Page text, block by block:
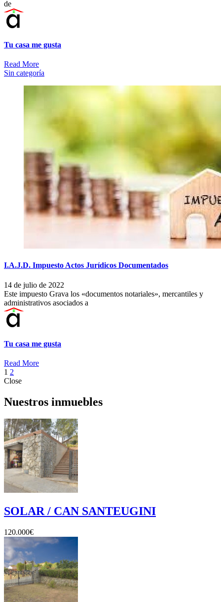
de
Tu casa me gusta
Read More
Sin categoría
I.A.J.D. Impuesto Actos Jurídicos Documentados
14 de julio de 2022
Este impuesto Grava los «documentos notariales», mercantiles y
administrativos asociados a
Tu casa me gusta
Read More
Posts
navigation
1 2
Close
Nuestros inmuebles
SOLAR / CAN SANTEUGINI
120.000€